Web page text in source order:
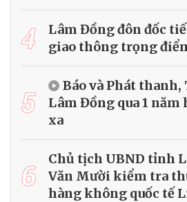
4
Lâm Đồng đôn đốc
giao thông trọng
5
Báo và Phát
Lâm Đồng qua 1 năm
xa
6
Chủ tịch UBND tỉnh
Văn Mười kiểm tra
hàng không quốc tế